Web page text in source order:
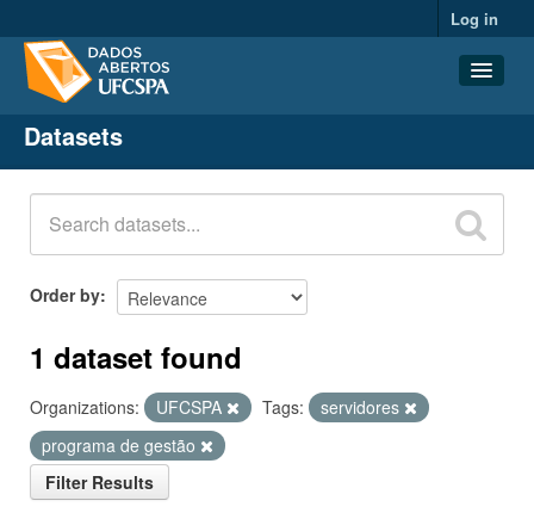
Log in
Datasets
Organizations
Groups
About
Datasets
Order by
1 dataset found
Organizations: UFCSPA Tags:
servidores
programa de gestão
Filter Results